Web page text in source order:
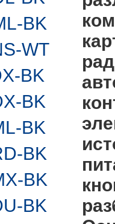
BK
WT
BK
BK
BK
BK
BK
BK